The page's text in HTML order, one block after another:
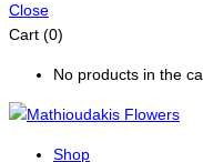
Close
Cart (0)
No products in the
Shop